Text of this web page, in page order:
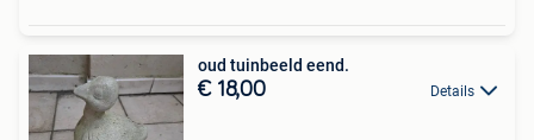
oud tuinbeeld eend.
€ 18,00 Details